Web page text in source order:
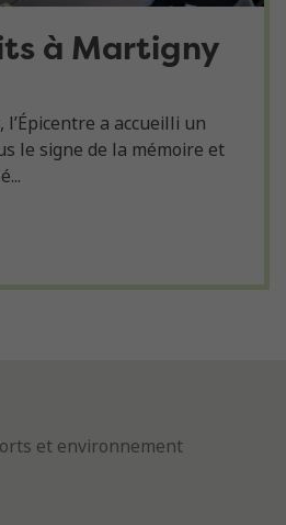
à Martigny
a accueilli un
le signe de la mémoire et
et environnement